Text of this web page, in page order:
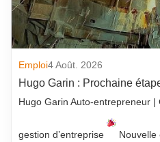
Emploi4 Août. 2026
Hugo Garin : Prochaine
Hugo Garin Auto-entrepreneur |
gestion d’entreprise